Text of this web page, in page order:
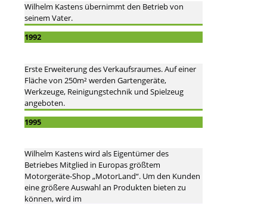
Wilhelm Kastens übernimmt den Betrieb von
seinem Vater.
1992
Erste Erweiterung des Verkaufsraumes. Auf einer
Fläche von 250m² werden Gartengeräte,
Werkzeuge, Reinigungstechnik und Spielzeug
angeboten.
1995
Wilhelm Kastens wird als Eigentümer des
Betriebes Mitglied in Europas größtem
Motorgeräte-Shop „MotorLand“. Um den Kunden
eine größere Auswahl an Produkten bieten zu
können, wird im